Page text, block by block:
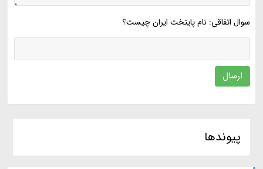
سوال اتفاقی: نام پایتخت ایران چیست؟
ارسال
پیوندها